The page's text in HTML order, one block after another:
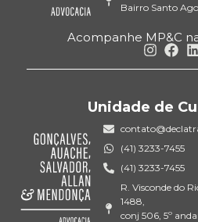
Bairro Santo
Acompanhe MP&C
Unidade de
(41) 3233-7455
(41) 3233-7455
R. Visconde do
1488,
conj 506, 5º